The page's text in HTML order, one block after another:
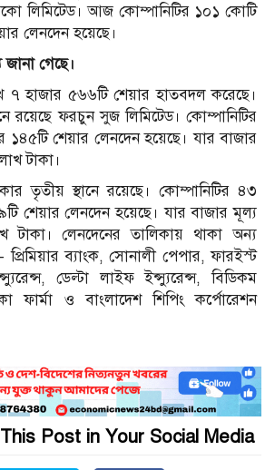
লিমিটেড। আজ কোম্পানিটির ১০১ কোটি
লেনদেন হয়েছে।
গেছে।
৭ হাজার ৫৬৬টি শেয়ার হাতবদল করেছে।
রয়েছে ফরচুন সুজ লিমিটেড। কোম্পানিটির
শেয়ার লেনদেন হয়েছে। যার বাজার
টাকা।
তৃতীয় স্থানে রয়েছে। কোম্পানিটির ৪৩
শেয়ার লেনদেন হয়েছে। যার বাজার মূল্য
লেনদেনের তালিকায় থাকা অন্য
ব্যাংক, সোনালী পেপার, ফারইস্ট
ডেল্টা লাইফ ইন্স্যুরেন্স, বিডিকম
ফার্মা ও বাংলাদেশ শিপিং কর্পোরেশন
Post in Your Social Media